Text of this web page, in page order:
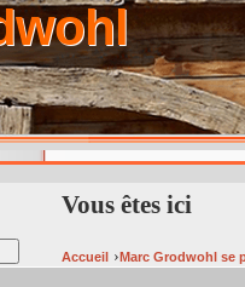
Vous êtes ici
Accueil ›Marc Grodwohl se